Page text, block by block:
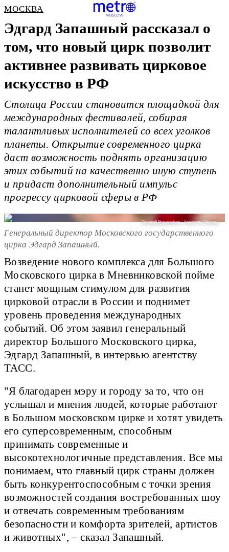
МОСКВА
Эдгард Запашный рассказал о
том, что новый цирк позволит
активнее развивать цирковое
искусство в РФ
Столица России становится площадкой для
международных фестивалей, собирая
талантливых исполнителей со всех уголков
планеты. Открытие современного цирка
даст возможность поднять организацию
этих событий на качественно иную ступень
и придаст дополнительный импульс
прогрессу цирковой сферы в РФ
Василий Кузьмичёнок / Агентство "Москва"
Генеральный директор Московского государственного
цирка Эдгард Запашный.
Возведение нового комплекса для Большого
Московского цирка в Мневниковской пойме
станет мощным стимулом для развития
цирковой отрасли в России и поднимет
уровень проведения международных
событий. Об этом заявил генеральный
директор Большого Московского цирка,
Эдгард Запашный, в интервью агентству
ТАСС.
"Я благодарен мэру и городу за то, что он
услышал и мнения людей, которые работают
в Большом московском цирке и хотят увидеть
его суперсовременным, способным
принимать современные и
высокотехнологичные представления. Все мы
понимаем, что главный цирк страны должен
быть конкурентоспособным с точки зрения
возможностей создания востребованных шоу
и отвечать современным требованиям
безопасности и комфорта зрителей, артистов
и животных", – сказал Запашный.